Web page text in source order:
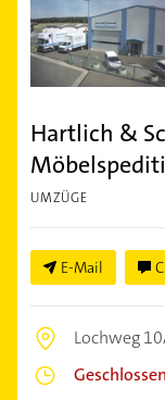
Hartlich &
UMZÜGE
E-Mail
Lochweg
Geschlossen